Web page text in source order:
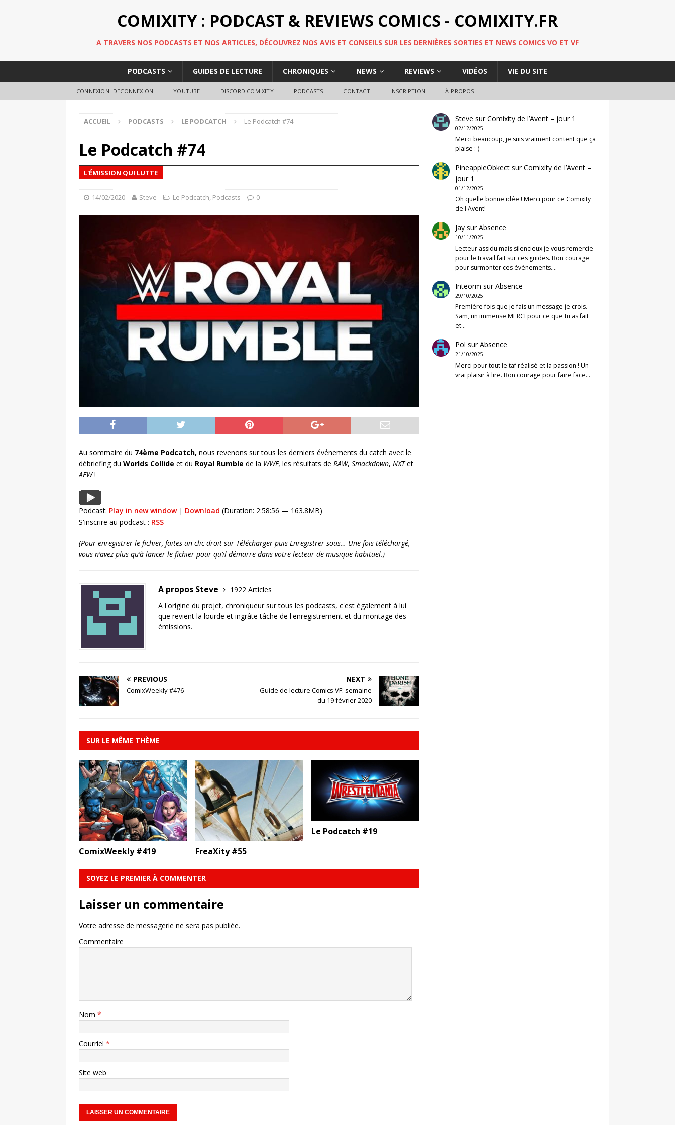
COMIXITY : PODCAST & REVIEWS COMICS - COMIXITY.FR
A TRAVERS NOS PODCASTS ET NOS ARTICLES, DÉCOUVREZ NOS AVIS ET CONSEILS SUR LES DERNIÈRES SORTIES ET NEWS COMICS VO ET VF
PODCASTS GUIDES DE LECTURE CHRONIQUES NEWS REVIEWS VIDÉOS VIE DU SITE
CONNEXION|DECONNEXION YOUTUBE DISCORD COMIXITY PODCASTS CONTACT INSCRIPTION À PROPOS
ACCUEIL PODCASTS LE PODCATCH Le Podcatch #74
Le Podcatch #74
L'ÉMISSION QUI LUTTE
14/02/2020 Steve Le Podcatch, Podcasts 0
Au sommaire du 74ème Podcatch, nous revenons sur tous les derniers événements du catch avec le
débriefing du Worlds Collide et du Royal Rumble de la WWE, les résultats de RAW, Smackdown, NXTet
AEW!
Podcast: Play in new window| Download (Duration: 2:58:56 — 163.8MB)
S'inscrire au podcast : RSS
(Pour enregistrer le fichier, faites un clic droit sur Télécharger puis Enregistrer sous… Une fois téléchargé,
vous n’avez plus qu’à lancer le fichier pour qu’il démarre dans votre lecteur de musique habituel.)
A propos Steve
1922 Articles
A l'origine du projet, chroniqueur sur tous les podcasts, c'est également à lui
que revient la lourde et ingrâte tâche de l'enregistrement et du montage des
émissions.
PREVIOUS
ComixWeekly #476
NEXT
Guide de lecture Comics VF: semaine
du 19 février 2020
SUR LE MÊME THÈME
ComixWeekly #419 FreaXity #55
Le Podcatch #19
SOYEZ LE PREMIER À COMMENTER
Laisser un commentaire
Votre adresse de messagerie ne sera pas publiée.
Commentaire
Nom *
Courriel *
Site web
Steve surComixity de l’Avent – jour 1
02/12/2025
Merci beaucoup, je suis vraiment content que ça
plaise :-)
PineappleObkect surComixity de l’Avent –
jour 1
01/12/2025
Oh quelle bonne idée ! Merci pour ce Comixity
de l'Avent!
Jay surAbsence
10/11/2025
Lecteur assidu mais silencieux je vous remercie
pour le travail fait sur ces guides. Bon courage
pour surmonter ces évènements.…
Inteorm surAbsence
29/10/2025
Première fois que je fais un message je crois.
Sam, un immense MERCI pour ce que tu as fait
et…
Pol surAbsence
21/10/2025
Merci pour tout le taf réalisé et la passion ! Un
vrai plaisir à lire. Bon courage pour faire face…